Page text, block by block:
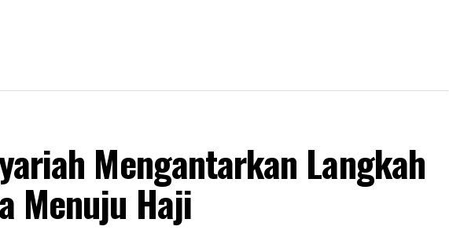
Mengantarkan Langkah
Menuju Haji